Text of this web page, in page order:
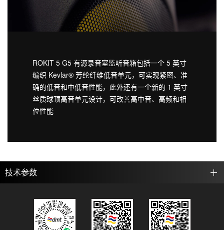
ROKIT 5 G5 有源录音室监听音箱包括一个 5 英寸
编织 Kevlar® 芳纶纤维低音单元，可实现紧密、准
确的低音和中低音性能，此外还有一个新的 1 英寸
丝质球顶高音单元设计，可改善高中音、高频和相
位性能
技术参数